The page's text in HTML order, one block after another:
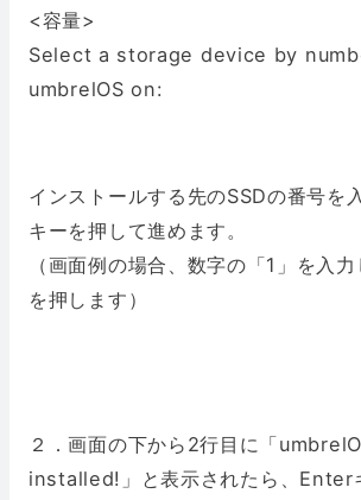
<容量>
Select a storage device by
umbrelOS on:
インストールする先のSSDの番号を
キーを押して進めます。
（画面例の場合、数字の「1」を入
を押します）
２．画面の下から2行目に「
installed!」と表示されたら、Enter